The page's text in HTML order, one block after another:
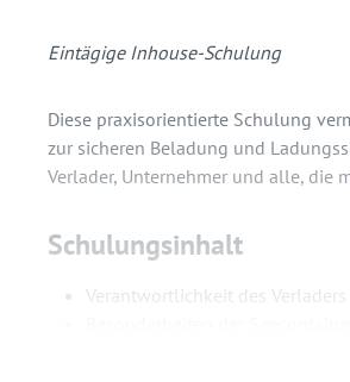
Eintägige Inhouse-Schulung
Diese praxisorientierte Schulung
zur sicheren Beladung und
Verlader, Unternehmer und alle, die
Schulungsinhalt
Verantwortlichkeit des